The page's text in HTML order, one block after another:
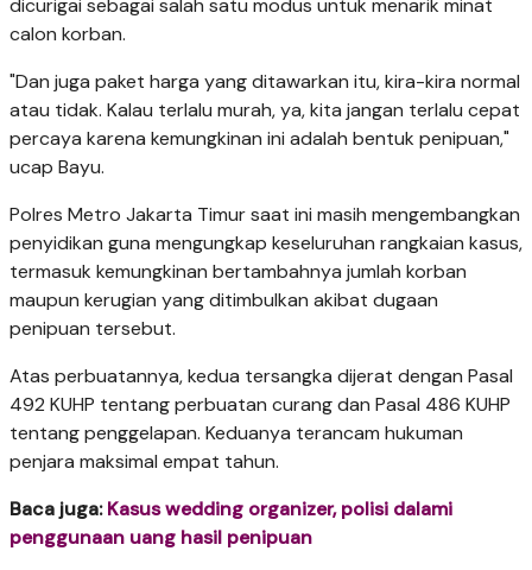
calon korban.
"Dan juga paket harga yang ditawarkan itu, kira-kira normal
atau tidak. Kalau terlalu murah, ya, kita jangan terlalu cepat
percaya karena kemungkinan ini adalah bentuk penipuan,"
ucap Bayu.
Polres Metro Jakarta Timur saat ini masih mengembangkan
penyidikan guna mengungkap keseluruhan rangkaian kasus,
termasuk kemungkinan bertambahnya jumlah korban
maupun kerugian yang ditimbulkan akibat dugaan
penipuan tersebut.
Atas perbuatannya, kedua tersangka dijerat dengan Pasal
492 KUHP tentang perbuatan curang dan Pasal 486 KUHP
tentang penggelapan. Keduanya terancam hukuman
penjara maksimal empat tahun.
Baca juga:Kasus wedding organizer, polisi dalami
penggunaan uang hasil penipuan